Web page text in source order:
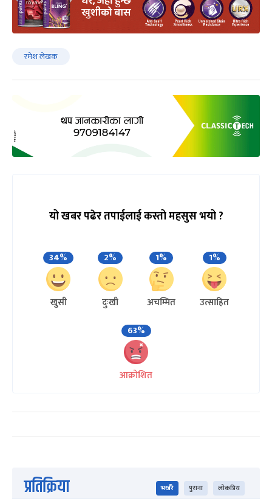
रमेश लेखक
यो खबर पढेर तपाईलाई कस्तो महसुस भयो ?
34%
खुसी
2%
दुःखी
1%
अचम्मित
1%
उत्साहित
63%
आक्रोशित
प्रतिक्रिया भर्खरै पुराना लोकप्रिय